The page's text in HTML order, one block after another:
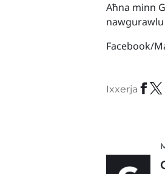
Aħna minn
Facebook/
Ixxerja